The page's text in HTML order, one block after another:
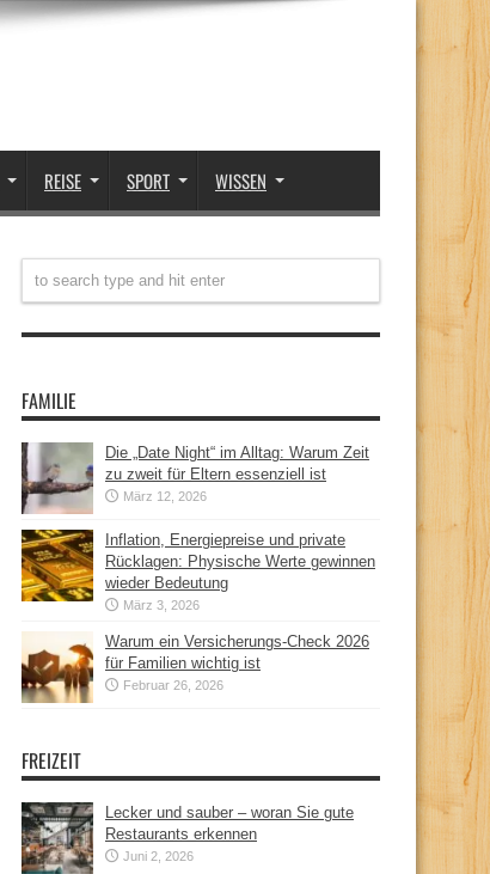
REISE SPORT WISSEN
FAMILIE
Die „Date Night“ im Alltag: Warum Zeit
zu zweit für Eltern essenziell ist
März 12, 2026
Inflation, Energiepreise und private
Rücklagen: Physische Werte gewinnen
wieder Bedeutung
März 3, 2026
Warum ein Versicherungs-Check 2026
für Familien wichtig ist
Februar 26, 2026
FREIZEIT
Lecker und sauber – woran Sie gute
Restaurants erkennen
Juni 2, 2026